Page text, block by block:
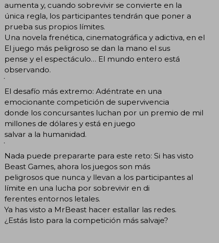
aumenta y, cuando sobrevivir se convierte en la
única regla, los participantes tendrán que poner a
prueba sus propios límites.
Una novela frenética, cinematográfica y adictiva, en el
El juego más peligroso se dan la mano el sus
pense y el espectáculo… El mundo entero está
observando.
El desafío más extremo: Adéntrate en una
emocionante competición de supervivencia
donde los concursantes luchan por un premio de mil
millones de dólares y está en juego
salvar a la humanidad.
Nada puede prepararte para este reto: Si has visto
Beast Games, ahora los juegos son más
peligrosos que nunca y llevan a los participantes al
límite en una lucha por sobrevivir en di
ferentes entornos letales.
Ya has visto a MrBeast hacer estallar las redes.
¿Estás listo para la competición más salvaje?